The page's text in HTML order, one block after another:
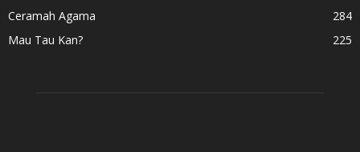
Ceramah Agama
284
Mau Tau Kan?
225